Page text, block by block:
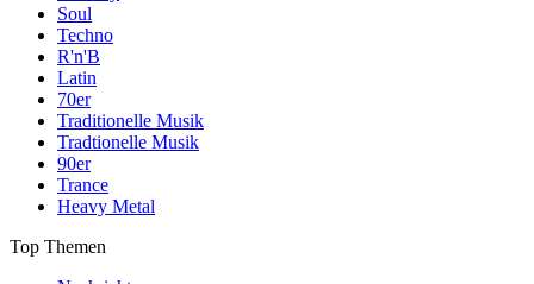
Soul
Techno
R'n'B
Latin
70er
Traditionelle Musik
Tradtionelle Musik
90er
Trance
Heavy Metal
Top Themen